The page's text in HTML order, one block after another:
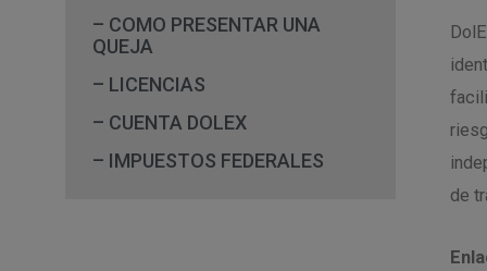
– COMO PRESENTAR UNA
QUEJA
– LICENCIAS
– CUENTA DOLEX
– IMPUESTOS FEDERALES
de